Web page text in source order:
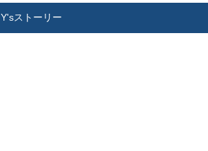
Y'sストーリー